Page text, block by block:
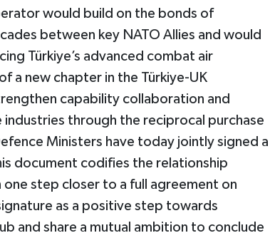
would build on the bonds of
between key NATO Allies and would
Türkiye’s advanced combat air
a new chapter in the Türkiye-UK
capability collaboration and
through the reciprocal purchase
Ministers have today jointly signed a
document codifies the relationship
step closer to a full agreement on
as a positive step towards
and share a mutual ambition to conclude